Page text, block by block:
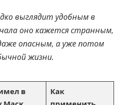
выглядит удобным в
оно кажется странным,
опасным, а уже потом
жизни.
в
Как